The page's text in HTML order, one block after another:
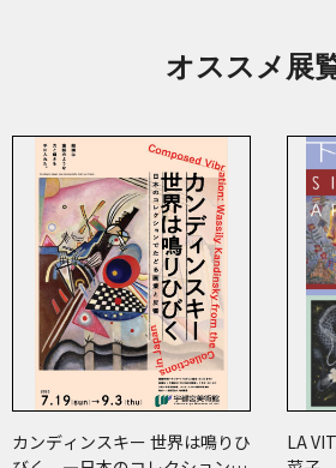
オススメ展
カンディンスキー 世界は鳴りひ
LA